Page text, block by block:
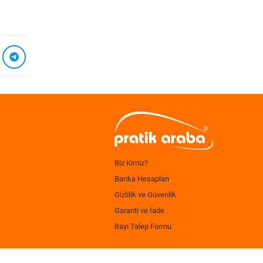
Biz Kimiz?
Banka Hesapları
Gizlilik ve Güvenlik
Garanti ve İade
Bayi Talep Formu